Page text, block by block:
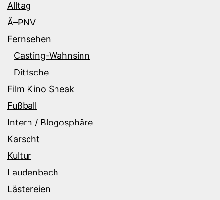
Alltag
Ã–PNV
Fernsehen
Casting-Wahnsinn
Dittsche
Film Kino Sneak
Fußball
Intern / Blogosphäre
Karscht
Kultur
Laudenbach
Lästereien